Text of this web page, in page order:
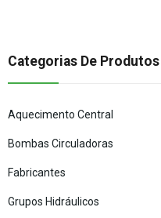
Categorias De Produtos
Aquecimento Central
Bombas Circuladoras
Fabricantes
Grupos Hidráulicos